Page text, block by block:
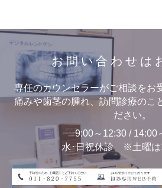
お問い合わせは
専任のカウンセラーがご相談をお
痛みや歯茎の腫れ、訪問診療のこ
ださい。
9:00～12:30 / 14:00
水･日祝休診 ※土曜は